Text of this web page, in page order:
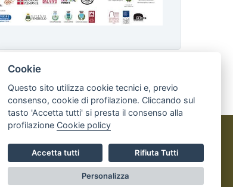
Comune - CMS:IPERSLOWTOUR
Cookie
Questo sito utilizza cookie tecnici e, previo
consenso, cookie di profilazione. Cliccando sul
tasto 'Accetta tutti' si presta il consenso alla
profilazione Cookie policy
Accetta tutti Rifiuta Tutti
Personalizza